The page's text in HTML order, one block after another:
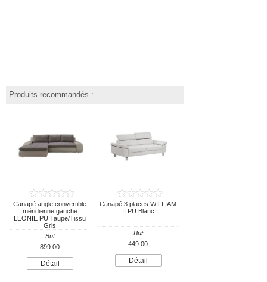
Produits recommandés :
Canapé angle convertible
méridienne gauche
LEONIE PU Taupe/Tissu
Gris
But
899.00
Détail
Canapé 3 places WILLIAM
II PU Blanc
But
449.00
Détail